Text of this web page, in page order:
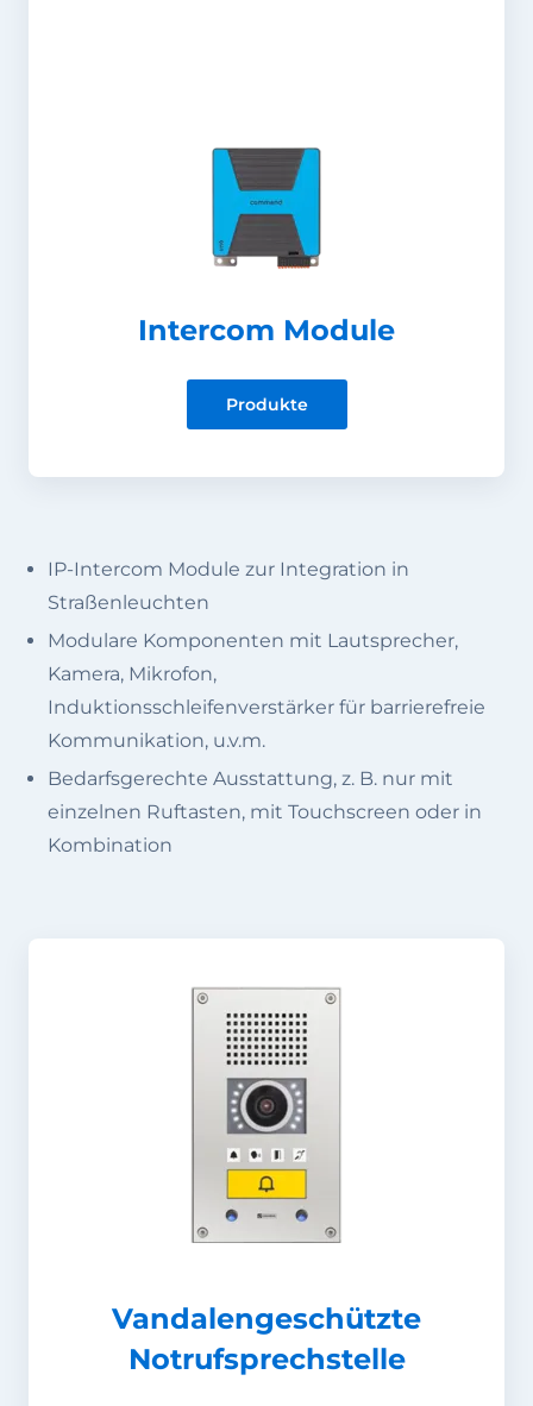
Intercom Module
Produkte
IP-Intercom Module zur Integration in
Straßenleuchten
Modulare Komponenten mit Lautsprecher,
Kamera, Mikrofon,
Induktionsschleifenverstärker für barrierefreie
Kommunikation, u.v.m.
Bedarfsgerechte Ausstattung, z. B. nur mit
einzelnen Ruftasten, mit Touchscreen oder in
Kombination
Vandalengeschützte
Notrufsprechstelle